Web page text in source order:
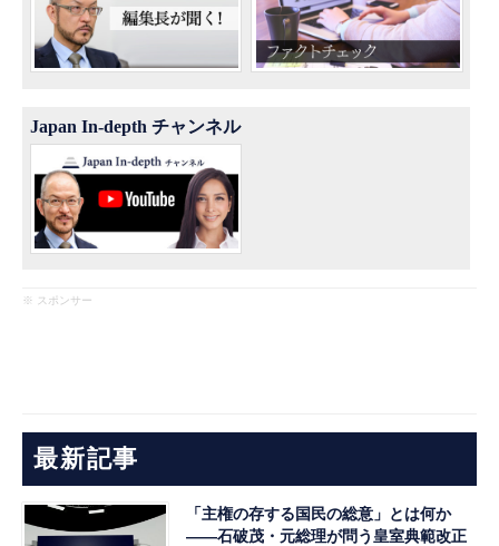
Japan In-depth チャンネル
※ スポンサー
最新記事
「主権の存する国民の総意」とは何か
――石破茂・元総理が問う皇室典範改正